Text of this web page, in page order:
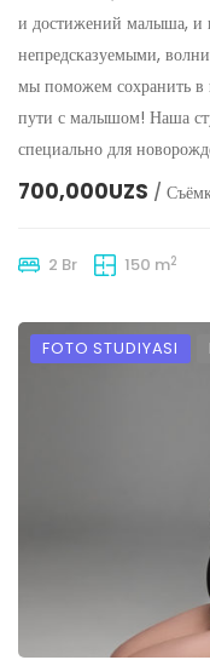
и достижений малыша, и
непредсказуемыми,
мы поможем сохранить в
пути с малышом! Наша
специально для
700,000UZS /
2 Br 150 m2
FOTO STUDIYASI